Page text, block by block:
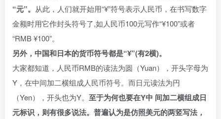
“元”。 从此，人们就开始用“¥”符号表示人民币，在书写数字
金额时用它作封头符号了,如人民币100元写作“¥100”或者
“RMB ¥100”。
另外，中国和日本的货币符号都是“¥”(有2横)。
大家都知道，人民币RMB的读法为圆（Yuan），开头字母为
Y，在中间加二横组成人民币符号。而日元读法为円
（Yen），开头也为Y。 至于为何也要在Y中 间加二横组成日
元标识，则有很多说法。普遍认为是仿照美元的两竖写法，